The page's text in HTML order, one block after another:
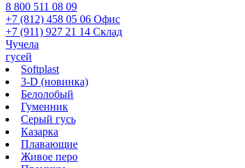
8 800 511 08 09
+7 (812) 458 05 06 Офис
+7 (911) 927 21 14 Склад
Чучела
гусей
Softplast
3-D (новинка)
Белолобый
Гуменник
Серый гусь
Казарка
Плавающие
Живое перо